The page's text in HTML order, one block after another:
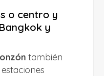
o centro y
y
también